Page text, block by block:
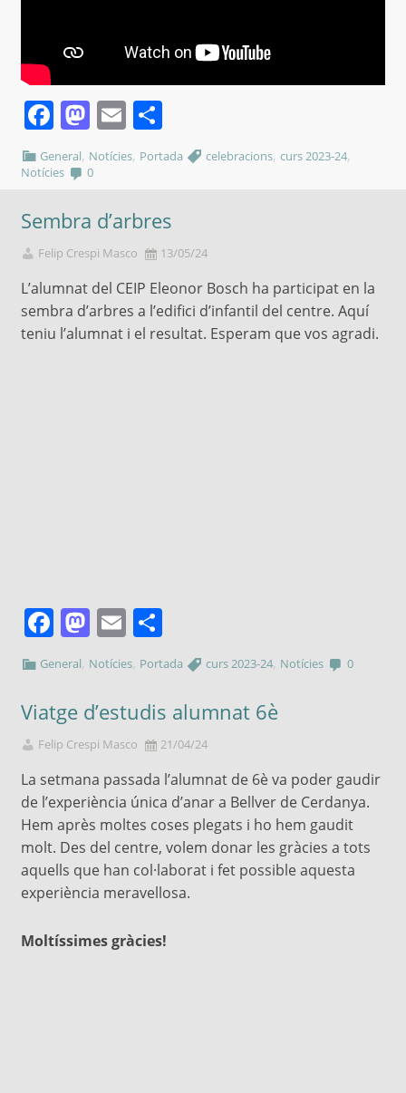
Facebook
Mastodon
Email
General, Notícies, Portada celebracions,curs 2023-24,
Notícies 0
Sembra d’arbres
Felip Crespi Masco 13/05/24
L’alumnat del CEIP Eleonor Bosch ha participat en la
sembra d’arbres a l’edifici d’infantil del centre. Aquí
teniu l’alumnat i el resultat. Esperam que vos agradi.
Facebook
Mastodon
Email
General, Notícies, Portada curs 2023-24, Notícies 0
Viatge d’estudis alumnat 6è
Felip Crespi Masco 21/04/24
La setmana passada l’alumnat de 6è va poder gaudir
de l’experiència única d’anar a Bellver de Cerdanya.
Hem après moltes coses plegats i ho hem gaudit
molt. Des del centre, volem donar les gràcies a tots
aquells que han col·laborat i fet possible aquesta
experiència meravellosa.
Moltíssimes gràcies!